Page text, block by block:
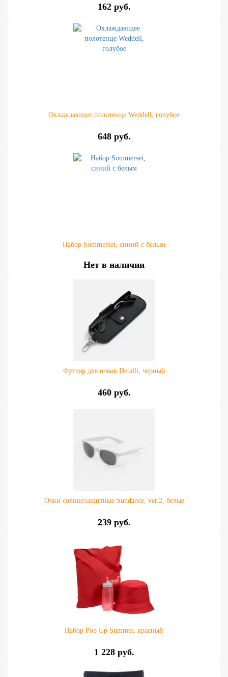
162 руб.
Охлаждающее полотенце Weddell, голубое
648 руб.
Набор Sommerset, синий с белым
Нет в наличии
Футляр для очков Detalli, черный
460 руб.
Очки солнцезащитные Sundance, ver.2, белые
239 руб.
Набор Pop Up Summer, красный
1 228 руб.